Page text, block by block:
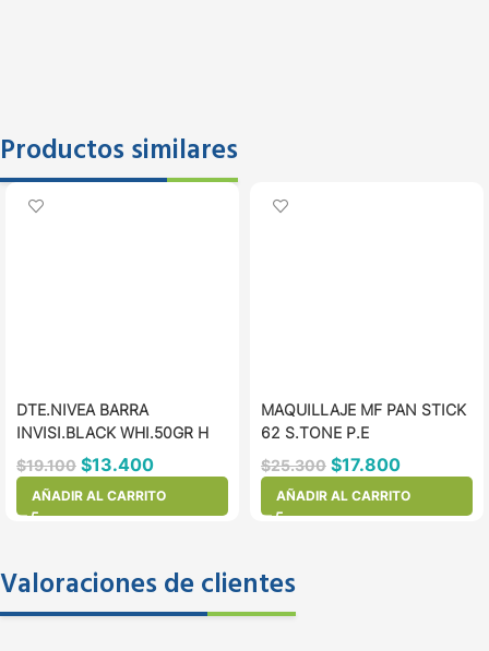
Productos similares
DTE.NIVEA BARRA
INVISI.BLACK WHI.50GR H
$19.100 $13.400
AÑADIR AL CARRITO
MAQUILLAJE MF PAN STICK
62 S.TONE P.E
$25.300 $17.800
AÑADIR AL CARRITO
Valoraciones de clientes